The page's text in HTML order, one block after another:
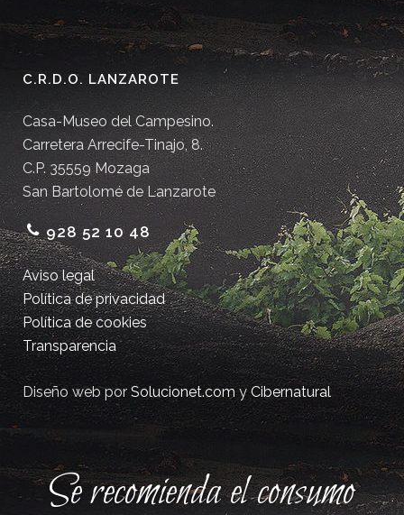
C.R.D.O. LANZAROTE
Casa-Museo del Campesino.
Carretera Arrecife-Tinajo, 8.
C.P. 35559 Mozaga
San Bartolomé de Lanzarote
928 52 10 48
Aviso legal
Política de privacidad
Política de cookies
Transparencia
Diseño web porSolucionet.comyCibernatural
Se recomienda el consumo